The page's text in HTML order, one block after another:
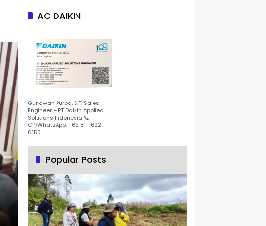
AC DAIKIN
Gunawan Purba, S.T. Sales
Engineer – PT Daikin Applied
Solutions Indonesia 📞
CP/WhatsApp: +62 811-622-
6150
Popular Posts